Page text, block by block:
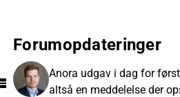
Forumopdateringer
Anora udgav i dag for
altså en meddelelse der